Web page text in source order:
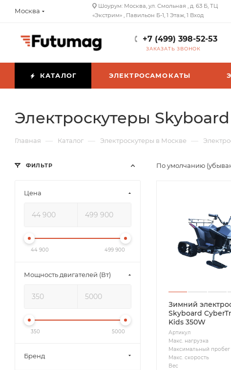
Москва
Шоурум: Москва, ул. Смольная , д. 63 Б, ТЦ
«Экстрим» , Павильон Б-1, 1 Этаж, 1 Вход
+7 (499) 398-52-53
ЗАКАЗАТЬ ЗВОНОК
КАТАЛОГ ЭЛЕКТРОСАМОКАТЫ
Электроскутеры Skyboard
Главная — Каталог — Электроскутеры в Москве —
По умолчанию
Зимний
Skyboard
Kids 350W
Артикул
Макс. нагрузка
Максимальный пробег
Макс. скорость
Вес
ФИЛЬТР
Цена
44 900 499 900
Мощность двигателей (Вт)
350 5000
Бренд